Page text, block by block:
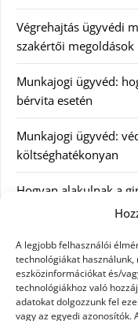
A legjobb felhasználói
technológiákat
eszközinformációkat és/
technológiákhoz való
adatokat dolgozzunk fel
vagy az egyedi azonosítók.
Végrehajtás ügyvédi
szakértői megoldások
Munkajogi ügyvéd:
bérvita esetén
Munkajogi ügyvéd:
költséghatékonyan
Hogyan alakulnak a
Kategóriák
Egészség
Hírek